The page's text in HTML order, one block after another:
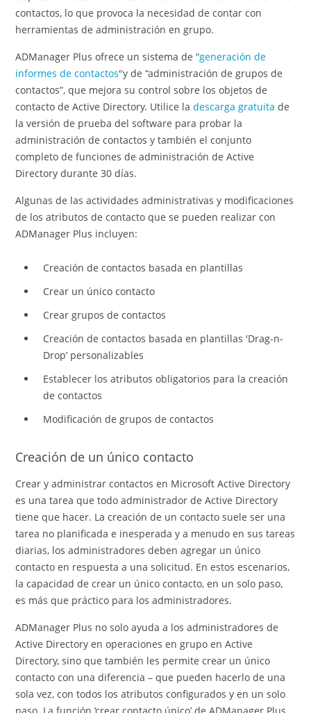
contactos, lo que provoca la necesidad de contar con
herramientas de administración en grupo.
ADManager Plus ofrece un sistema de “generación de
informes de contactos"y de “administración de grupos de
contactos”, que mejora su control sobre los objetos de
contacto de Active Directory. Utilice ladescarga gratuitade
la versión de prueba del software para probar la
administración de contactos y también el conjunto
completo de funciones de administración de Active
Directory durante 30 días.
Algunas de las actividades administrativas y modificaciones
de los atributos de contacto que se pueden realizar con
ADManager Plus incluyen:
Creación de contactos basada en plantillas
Crear un único contacto
Crear grupos de contactos
Creación de contactos basada en plantillas 'Drag-n-
Drop’ personalizables
Establecer los atributos obligatorios para la creación
de contactos
Modificación de grupos de contactos
Creación de un único contacto
Crear y administrar contactos en Microsoft Active Directory
es una tarea que todo administrador de Active Directory
tiene que hacer. La creación de un contacto suele ser una
tarea no planificada e inesperada y a menudo en sus tareas
diarias, los administradores deben agregar un único
contacto en respuesta a una solicitud. En estos escenarios,
la capacidad de crear un único contacto, en un solo paso,
es más que práctico para los administradores.
ADManager Plus no solo ayuda a los administradores de
Active Directory en operaciones en grupo en Active
Directory, sino que también les permite crear un único
contacto con una diferencia – que pueden hacerlo de una
sola vez, con todos los atributos configurados y en un solo